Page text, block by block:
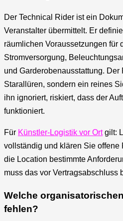
Der Technical Rider ist ein
Veranstalter übermittelt. Er
räumlichen Voraussetzungen für
Stromversorgung,
und Garderobenausstattung.
Starallüren, sondern ein reines
ihn ignoriert, riskiert, dass der
funktioniert.
Für Künstler-Logistik vor Ortgilt:
vollständig und klären Sie offene
die Location bestimmte
muss das vor Vertragsabschluss
Welche
fehlen?